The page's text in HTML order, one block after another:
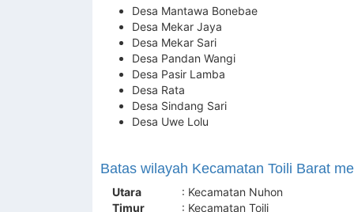
Desa Mantawa Bonebae
Desa Mekar Jaya
Desa Mekar Sari
Desa Pandan Wangi
Desa Pasir Lamba
Desa Rata
Desa Sindang Sari
Desa Uwe Lolu
Batas wilayah Kecamatan Toili Barat
Utara
: Kecamatan Nuhon
Timur
: Kecamatan Toili